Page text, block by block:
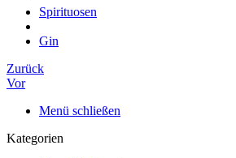
Spirituosen
Gin
Zurück
Vor
Menü schließen
Kategorien